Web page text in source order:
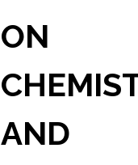
ON
AND